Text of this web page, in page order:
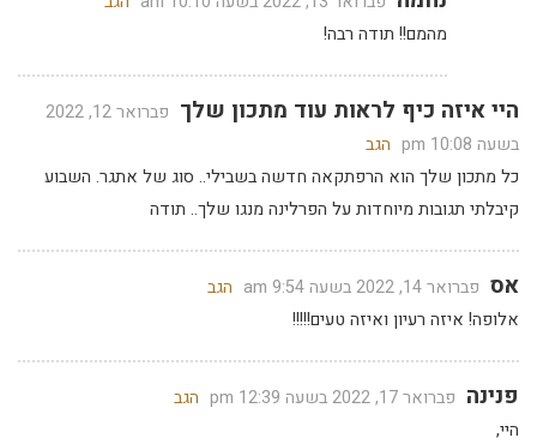
מהמם!! תודה רבה!
היי איזה כיף לראות עוד מתכון שלך
פברואר 12, 2022
בשעה 10:08 pm
הגב
כל מתכון שלך הוא הרפתקאה חדשה בשבילי.. סוג של אתגר. השבוע
קיבלתי תגובות מיוחדות על הפרלינה מנגו שלך.. תודה
אס פברואר 14, 2022 בשעה 9:54 am
הגב
אלופה! איזה רעיון ואיזה טעים!!!!!
פנינה פברואר 17, 2022 בשעה 12:39 pm
הגב
היי,